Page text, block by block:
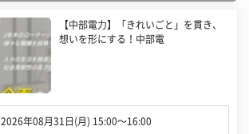
【中部電力】「きれいごと」を貫き、
想いを形にする！中部電
2026年08月31日(月) 15:00〜16:00